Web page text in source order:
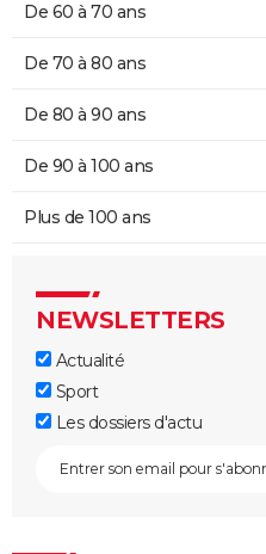
De 60 à 70 ans
De 70 à 80 ans
De 80 à 90 ans
De 90 à 100 ans
Plus de 100 ans
NEWSLETTERS
Actualité
Sport
Les dossiers d'actu